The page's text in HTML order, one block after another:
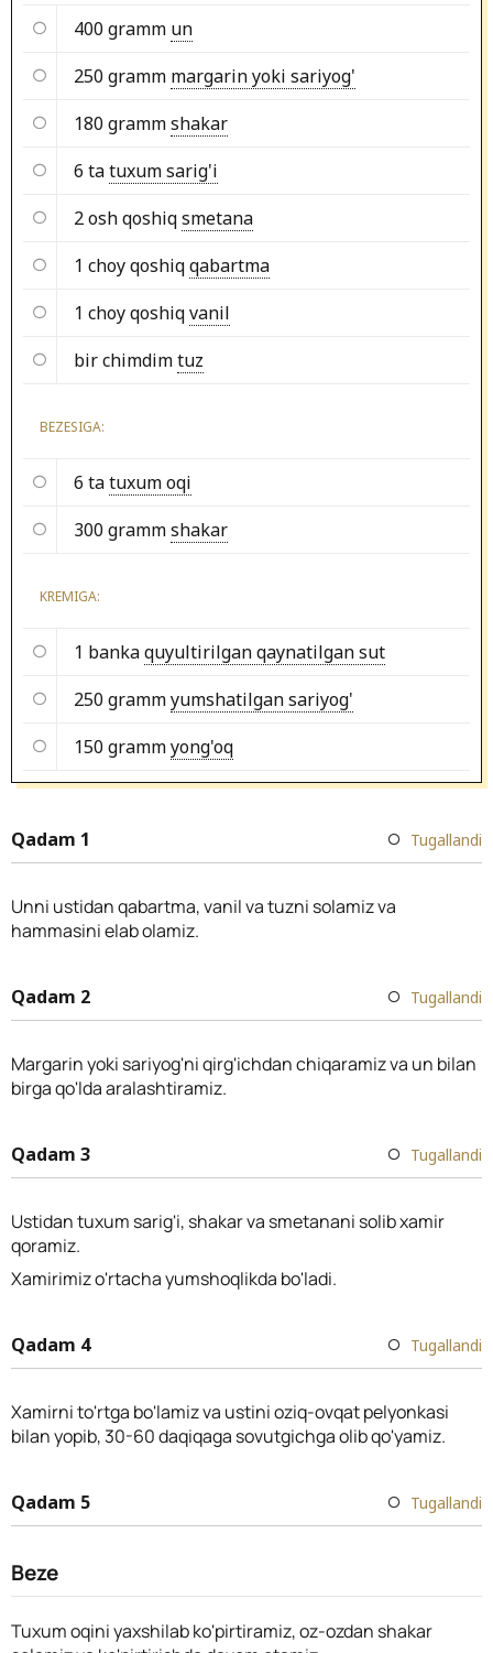
400 gramm un
250 gramm margarin yoki sariyog'
180 grammshakar
6 tatuxum sarig'i
2 osh qoshiqsmetana
1 choy qoshiqqabartma
1 choy qoshiqvanil
bir chimdimtuz
BEZESIGA:
6 tatuxum oqi
300 grammshakar
KREMIGA:
1 bankaquyultirilgan qaynatilgan sut
250 grammyumshatilgan sariyog'
150 grammyong'oq
Qadam 1 Tugallandi
Unni ustidan qabartma, vanil va tuzni solamiz va
hammasini elab olamiz.
Qadam 2 Tugallandi
Margarin yoki sariyog'ni qirg'ichdan chiqaramiz va un bilan
birga qo'lda aralashtiramiz.
Qadam 3 Tugallandi
Ustidan tuxum sarig'i, shakar va smetanani solib xamir
qoramiz.
Xamirimiz o'rtacha yumshoqlikda bo'ladi.
Qadam 4 Tugallandi
Xamirni to'rtga bo'lamiz va ustini oziq-ovqat pelyonkasi
bilan yopib, 30-60 daqiqaga sovutgichga olib qo'yamiz.
Qadam 5 Tugallandi
Beze
Tuxum oqini yaxshilab ko'pirtiramiz, oz-ozdan shakar